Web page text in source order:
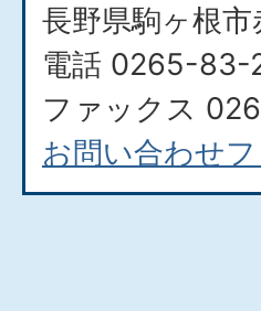
長野県駒ヶ根
電話 0265-83-
ファックス
お問い合わせ